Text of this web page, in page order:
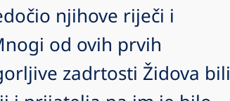
njihove riječi i
od ovih prvih
zadrtosti Židova bili